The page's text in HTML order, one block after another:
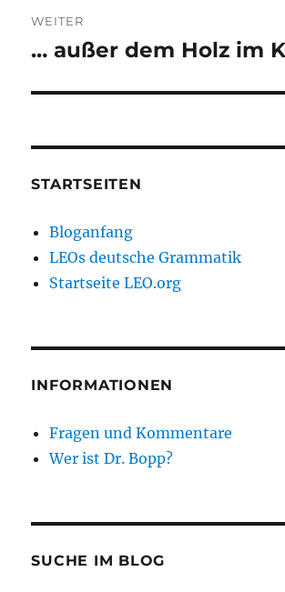
WEITER
Nächster
… außer dem Holz im
STARTSEITEN
Bloganfang
LEOs deutsche Grammatik
Startseite LEO.org
INFORMATIONEN
Fragen und Kommentare
Wer ist Dr. Bopp?
SUCHE IM BLOG